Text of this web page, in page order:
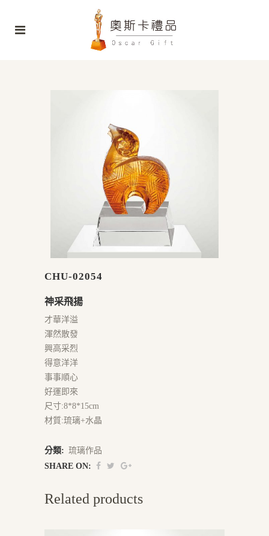
CHU-02054
神采飛揚
才華洋溢
渾然散發
興高采烈
得意洋洋
事事順心
好運即來
尺寸:8*8*15cm
材質:琉璃+水晶
分類: 琉璃作品
SHARE ON:
Related products